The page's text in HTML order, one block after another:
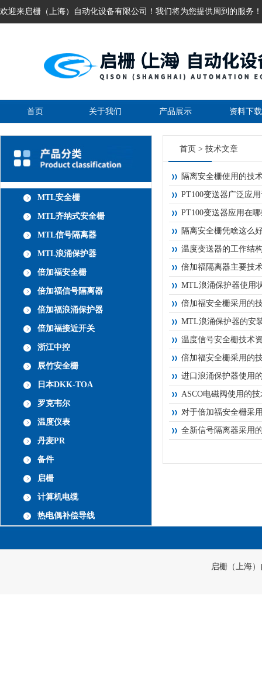
欢迎来启栅（上海）自动化设备有限公司！我们将为您提供周到的服务！
首页 关于我们 产品展示 资料下载
MTL安全栅
MTL齐纳式安全栅
MTL信号隔离器
MTL浪涌保护器
倍加福安全栅
倍加福信号隔离器
倍加福浪涌保护器
倍加福接近开关
浙江中控
辰竹安全栅
日本DKK-TOA
罗克韦尔
温度仪表
丹麦PR
备件
启栅
计算机电缆
热电偶补偿导线
首页 > 技术文章
隔离安全栅使用的技
PT100变送器广泛应
PT100变送器应用在
隔离安全栅凭啥这么
温度变送器的工作结
倍加福隔离器主要技
MTL浪涌保护器使用
倍加福安全栅采用的
MTL浪涌保护器的安
温度信号安全栅技术
倍加福安全栅采用的
进口浪涌保护器使用
ASCO电磁阀使用的
对于倍加福安全栅采
全新信号隔离器采用
启栅（上海